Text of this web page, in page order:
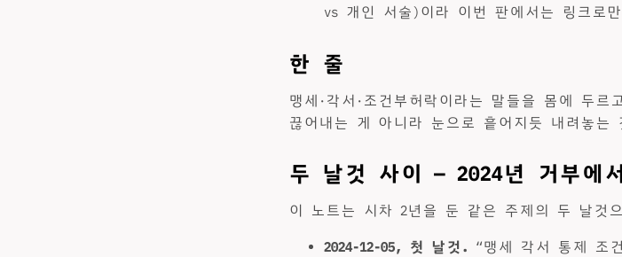
vs 개인 서술)이라 이번 판에서는 링크로
한 줄
맹세·각서·조건부허락이라는 말들을 몸에 두
끊어내는 게 아니라 눈으로 흩어지듯 내려놓는
두 날것 사이 — 2024년 거부에
이 노트는 시차 2년을 둔 같은 주제의 두 날것
2024-12-05, 첫 날것. “맹세 각서 통제 조